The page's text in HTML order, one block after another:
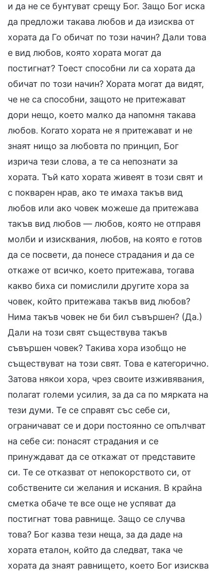
и да не се бунтуват срещу Бог. Защо Бог иска
да предложи такава любов и да изисква от
хората да Го обичат по този начин? Дали това
е вид любов, която хората могат да
постигнат? Тоест способни ли са хората да
обичат по този начин? Хората могат да видят,
че не са способни, защото не притежават
дори нещо, което малко да напомня такава
любов. Когато хората не я притежават и не
знаят нищо за любовта по принцип, Бог
изрича тези слова, а те са непознати за
хората. Тъй като хората живеят в този свят и
с покварен нрав, ако те имаха такъв вид
любов или ако човек можеше да притежава
такъв вид любов — любов, която не отправя
молби и изисквания, любов, на която е готов
да се посвети, да понесе страдания и да се
откаже от всичко, което притежава, тогава
какво биха си помислили другите хора за
човек, който притежава такъв вид любов?
Нима такъв човек не би бил съвършен? (Да.)
Дали на този свят съществува такъв
съвършен човек? Такива хора изобщо не
съществуват на този свят. Това е категорично.
Затова някои хора, чрез своите изживявания,
полагат големи усилия, за да са по мярката на
тези думи. Те се справят със себе си,
ограничават се и дори постоянно се опълчват
на себе си: понасят страдания и се
принуждават да се откажат от представите
си. Те се отказват от непокорството си, от
собствените си желания и искания. В крайна
сметка обаче те все още не успяват да
постигнат това равнище. Защо се случва
това? Бог казва тези неща, за да даде на
хората еталон, който да следват, така че
хората да знаят равнището, което Бог изисква